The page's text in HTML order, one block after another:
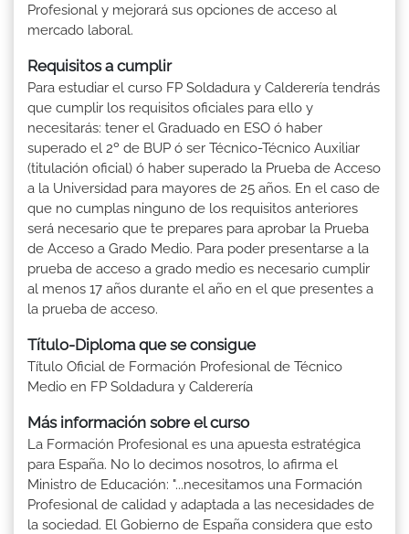
Profesional y mejorará sus opciones de acceso al
mercado laboral.
Requisitos a cumplir
Para estudiar el curso FP Soldadura y Calderería tendrás
que cumplir los requisitos oficiales para ello y
necesitarás: tener el Graduado en ESO ó haber
superado el 2º de BUP ó ser Técnico-Técnico Auxiliar
(titulación oficial) ó haber superado la Prueba de Acceso
a la Universidad para mayores de 25 años. En el caso de
que no cumplas ninguno de los requisitos anteriores
será necesario que te prepares para aprobar la Prueba
de Acceso a Grado Medio. Para poder presentarse a la
prueba de acceso a grado medio es necesario cumplir
al menos 17 años durante el año en el que presentes a
la prueba de acceso.
Título-Diploma que se consigue
Título Oficial de Formación Profesional de Técnico
Medio en FP Soldadura y Calderería
Más información sobre el curso
La Formación Profesional es una apuesta estratégica
para España. No lo decimos nosotros, lo afirma el
Ministro de Educación: "...necesitamos una Formación
Profesional de calidad y adaptada a las necesidades de
la sociedad. El Gobierno de España considera que esto